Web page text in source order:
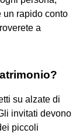
un rapido conto
a
su alzate di
invitati devono
piccoli